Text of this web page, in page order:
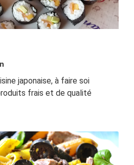
japonaise, à faire soi
frais et de qualité